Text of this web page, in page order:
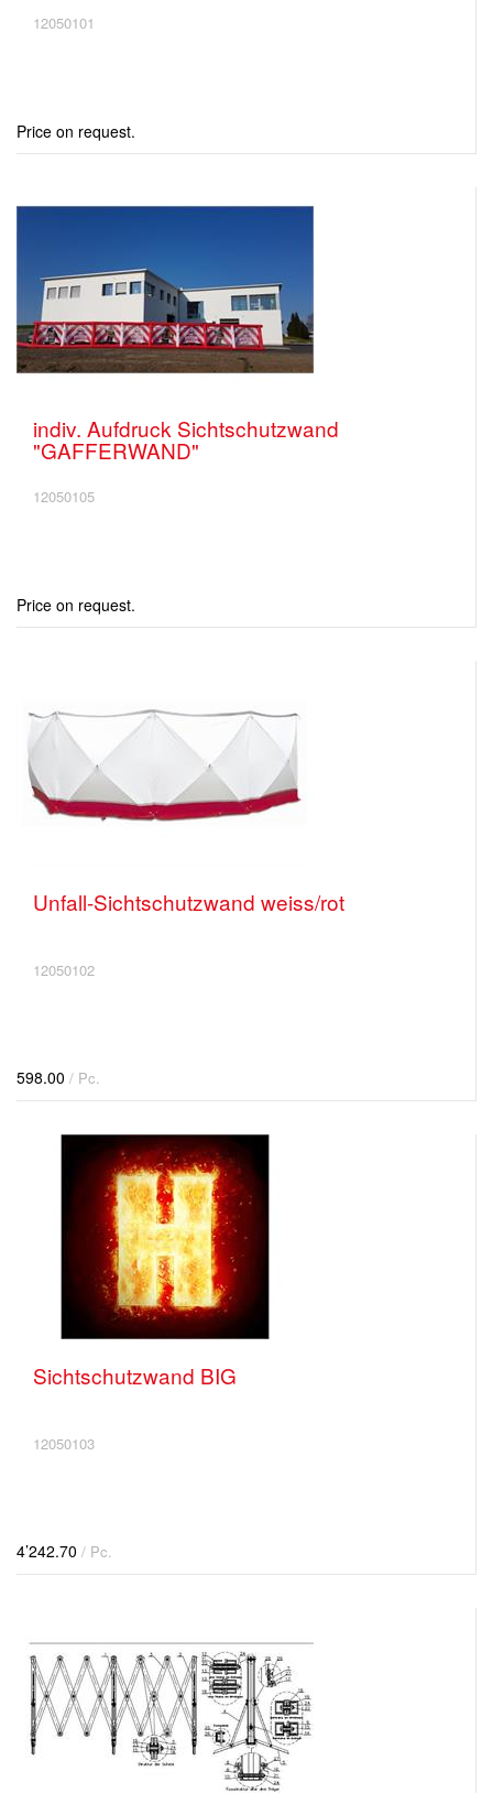
12050101
Price on request.
indiv. Aufdruck Sichtschutzwand
"GAFFERWAND"
12050105
Price on request.
Unfall-Sichtschutzwand weiss/rot
12050102
598.00 / Pc.
Sichtschutzwand BIG
12050103
4’242.70 / Pc.